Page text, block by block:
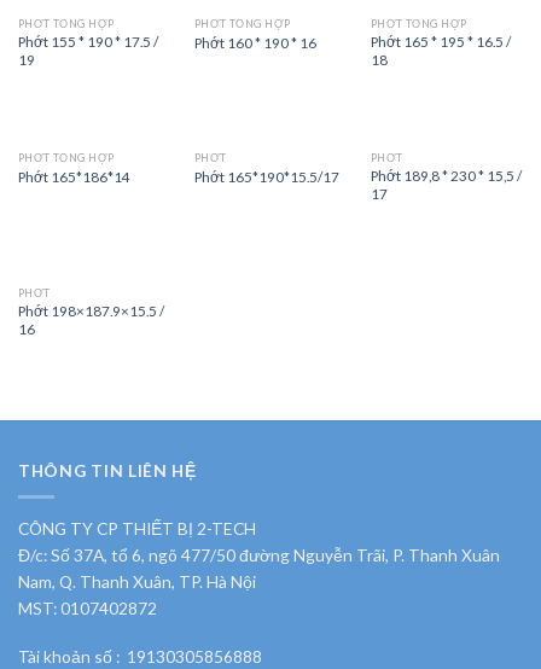
PHỚT TỔNG HỢP
Phớt 155 * 190 * 17.5 /
19
PHỚT TỔNG HỢP
Phớt 160 * 190 * 16
PHỚT TỔNG HỢP
Phớt 165 * 195 * 16.5 /
18
PHỚT TỔNG HỢP
Phớt 165*186*14
PHỚT
Phớt 165*190*15.5/17
PHỚT
Phớt 189,8 * 230 * 15,5 /
17
PHỚT
Phớt 198×187.9×15.5 /
16
THÔNG TIN LIÊN HỆ
CÔNG TY CP THIẾT BỊ 2-TECH
Đ/c: Số 37A, tổ 6, ngõ 477/50 đường Nguyễn Trãi, P. Thanh Xuân
Nam, Q. Thanh Xuân, TP. Hà Nội
MST: 0107402872
Tài khoản số : 19130305856888